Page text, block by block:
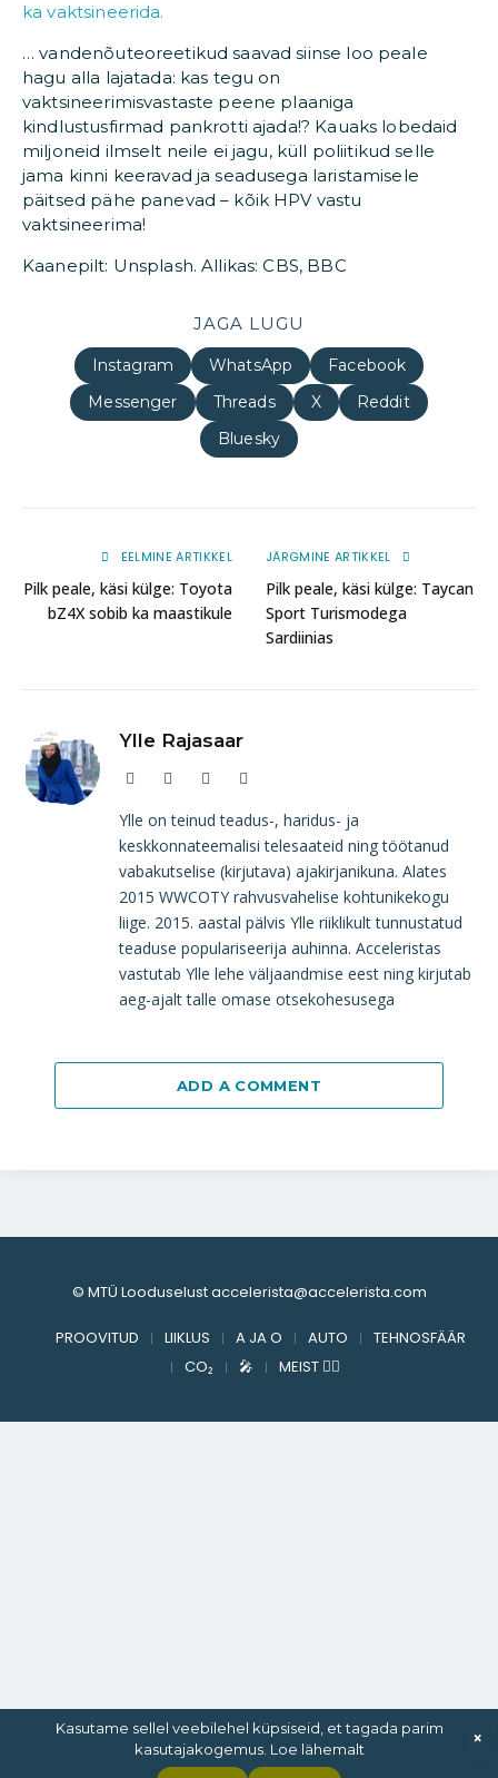
ka vaktsineerida.
… vandenõuteoreetikud saavad siinse loo peale
hagu alla lajatada: kas tegu on
vaktsineerimisvastaste peene plaaniga
kindlustusfirmad pankrotti ajada!? Kauaks lobedaid
miljoneid ilmselt neile ei jagu, küll poliitikud selle
jama kinni keeravad ja seadusega laristamisele
päitsed pähe panevad – kõik HPV vastu
vaktsineerima!
Kaanepilt: Unsplash. Allikas: CBS, BBC
JAGA LUGU
Instagram WhatsApp
Facebook
Messenger
Threads X
Reddit
Bluesky
EELMINE ARTIKKEL
Pilk peale, käsi külge: Toyota
bZ4X sobib ka maastikule
JÄRGMINE ARTIKKEL
Pilk peale, käsi külge: Taycan
Sport Turismodega
Sardiinias
Ylle Rajasaar
Website FacebookInstagram
Ylle on teinud teadus-, haridus- ja
keskkonnateemalisi telesaateid ning töötanud
vabakutselise (kirjutava) ajakirjanikuna. Alates
2015 WWCOTY rahvusvahelise kohtunikekogu
liige. 2015. aastal pälvis Ylle riiklikult tunnustatud
teaduse populariseerija auhinna. Acceleristas
vastutab Ylle lehe väljaandmise eest ning kirjutab
aeg-ajalt talle omase otsekohesusega
ADD A COMMENT
© MTÜ Looduselust accelerista@accelerista.com
PROOVITUD LIIKLUS A JA O AUTO
TEHNOSFÄÄR
CO₂
🎤︎︎ MEIST ✍🏻
Kasutame sellel veebilehel küpsiseid, et tagada parim
kasutajakogemus. Loe lähemalt
×